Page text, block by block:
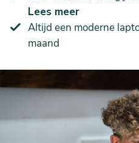
Lees meer
Altijd een moderne
maand